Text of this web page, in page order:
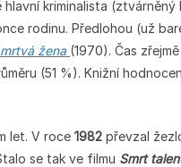
hlavní kriminalista (ztvárněný
rodinu. Předlohou (už
žena (1970). Čas
(51 %). Knižní
let. V roce 1982 převzal
se tak ve filmu Smrt